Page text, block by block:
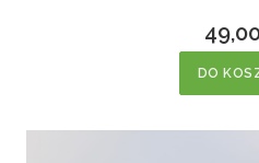
Cena
DO